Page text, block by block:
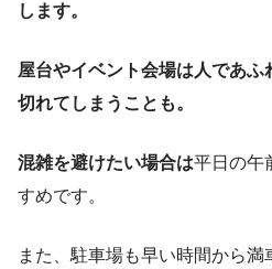
します。
屋台やイベント会場は人であふ
切れてしまうことも。
混雑を避けたい場合は平日の午
すめです。
また、駐車場も早い時間から